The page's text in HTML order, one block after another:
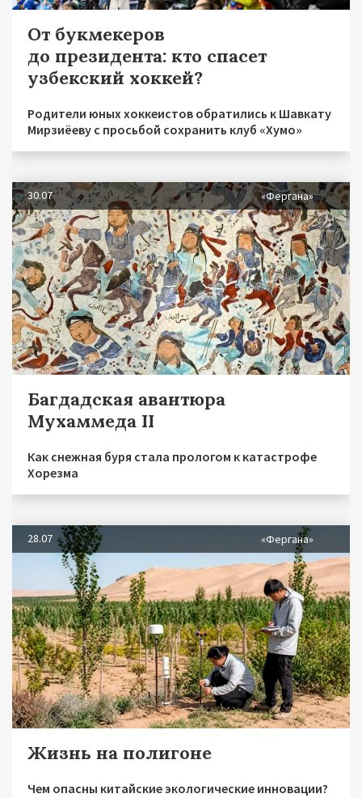
От букмекеров
до президента: кто спасет
узбекский хоккей?
Родители юных хоккеистов обратились к Шавкату
Мирзиёеву с просьбой сохранить клуб «Хумо»
30.07 «Фергана»
Багдадская авантюра
Мухаммеда II
Как снежная буря стала прологом к катастрофе
Хорезма
28.07 «Фергана»
Жизнь на полигоне
Чем опасны китайские экологические инновации?